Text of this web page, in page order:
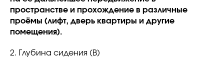
пространстве и прохождение в различные
проёмы (лифт, дверь квартиры и другие
помещения).
2. Глубина сидения (B)